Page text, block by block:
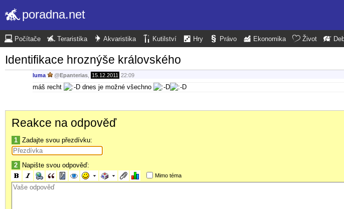
poradna.net
Počítače Teraristika Akvaristika Kutilství Hry Právo Ekonomika Život
Identifikace hroznýše královského
luma @Epanterias 15.12.2011 22:09
máš recht dnes je možné všechno
Reakce na odpověď
1 Zadajte svou přezdívku:
2 Napište svou odpověď:
Mimo téma